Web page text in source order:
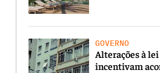
GOVERNO
Alterações à
incentivam